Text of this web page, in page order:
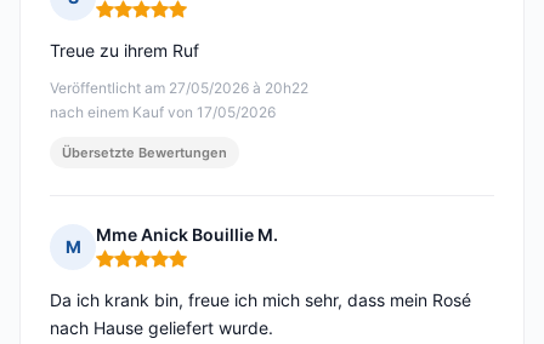
Hinweis: 5 von 5
Veröffentlicht am 27/05/2026 à 20h22
nach einem Kauf von 17/05/2026
Treue zu ihrem Ruf
Übersetzte Bewertungen
M
Mme Anick Bouillie M.
Hinweis: 5 von 5
Da ich krank bin, freue ich mich sehr, dass mein Rosé
nach Hause geliefert wurde.